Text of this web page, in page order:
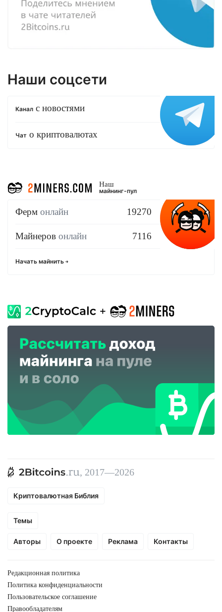
Наши соцсети
Канал с новостями
Чат о криптовалютах
Наш
майнинг-пул
Ферм онлайн 19270
Майнеров онлайн 7116
Начать майнить
, 2017—2026
Криптовалютная Библия
Темы
Авторы О проекте Реклама Контакты
Редакционная политика
Политика конфиденциальности
Пользовательское соглашение
Правообладателям